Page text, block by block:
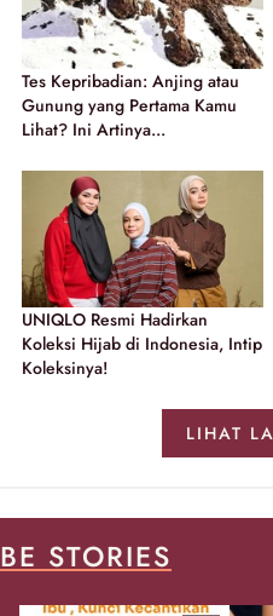
Tes Kepribadian: Anjing atau
Gunung yang Pertama Kamu
Lihat? Ini Artinya...
UNIQLO Resmi Hadirkan
Koleksi Hijab di Indonesia, Intip
Koleksinya!
LIHAT
BE STORIES